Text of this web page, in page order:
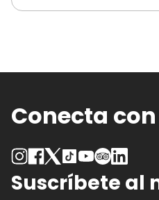
Conecta
Suscríbete al